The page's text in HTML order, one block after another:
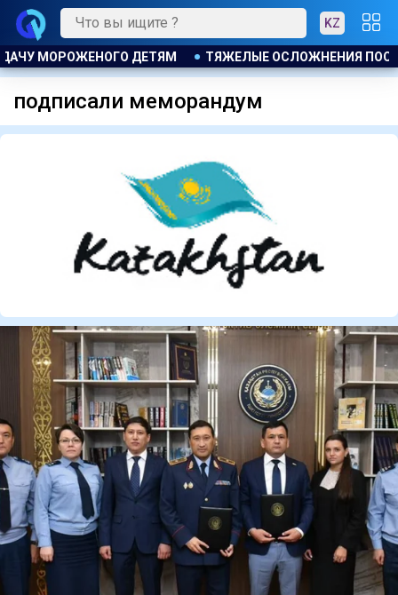
KZ
ПРИВЕЛИ К ГРОМКОМУ РАЗБИРАТЕЛЬСТВУ В АКТАУ
подписали меморандум